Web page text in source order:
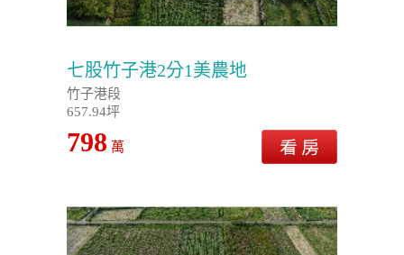
七股竹子港2分1美農地
竹子港段
657.94坪
798 萬